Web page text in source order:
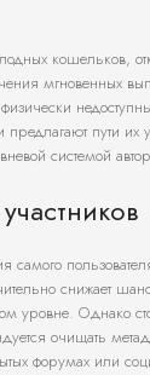
кошельков,
мгновенных
пути их
системой
снижает
уровне. Однако
очищать
форумах или